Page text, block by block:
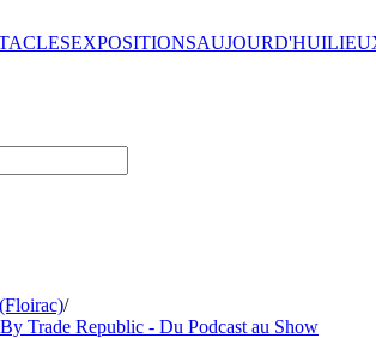
EXPOSITIONSAUJOURD'HUI
/
Trade Republic - Du Podcast au Show